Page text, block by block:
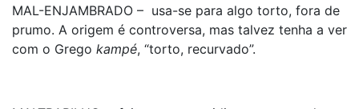
MAL-ENJAMBRADO – usa-se para algo torto, fora de
prumo. A origem é controversa, mas talvez tenha a ver
com o Grego kampé, “torto, recurvado”.